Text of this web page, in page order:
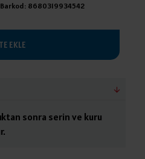
Barkod: 8680319934542
EKLE
sonra serin ve kuru